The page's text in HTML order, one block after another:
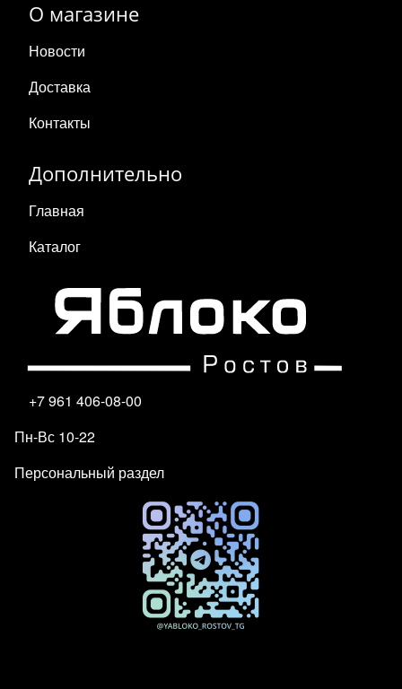
О магазине
Новости
Доставка
Контакты
Дополнительно
Главная
Каталог
+7 961 406-08-00
Пн-Вс 10-22
Персональный раздел